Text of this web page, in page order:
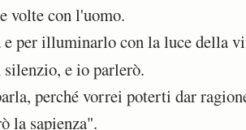
volte con l'uomo.
e per illuminarlo con la luce della
e io parlerò.
perché vorrei poterti dar
la sapienza".